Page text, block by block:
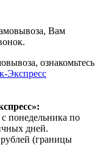
Вам
ознакомьтесь
Экспресс
понедельника по
дней.
(границы